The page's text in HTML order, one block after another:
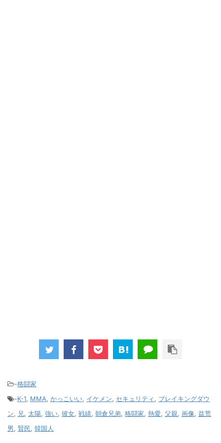
-格闘家
-K-1, MMA, かっこいい, イケメン, セキュリティ, ブレイキングダウ
ン, 兄, 太陽, 強い, 彼女, 戦績, 朝倉兄弟, 格闘家, 熱愛, 父親, 画像, 益荒
男, 賢民, 韓国人